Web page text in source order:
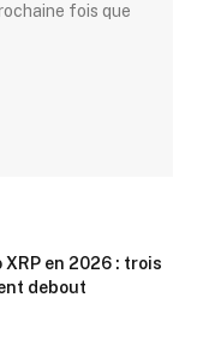
fois que
XRP en 2026 : trois
debout